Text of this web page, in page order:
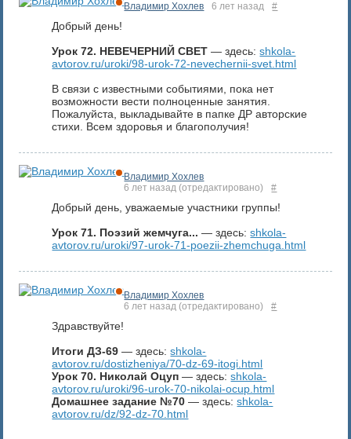
Владимир Хохлев 6 лет назад #
Добрый день!
Урок 72. НЕВЕЧЕРНИЙ СВЕТ — здесь:shkola-
avtorov.ru/uroki/98-urok-72-nevechernii-svet.html
В связи с известными событиями, пока нет
возможности вести полноценные занятия.
Пожалуйста, выкладывайте в папке ДР авторские
стихи. Всем здоровья и благополучия!
Владимир Хохлев
6 лет назад(отредактировано) #
Добрый день, уважаемые участники группы!
Урок 71. Поэзий жемчуга... — здесь:shkola-
avtorov.ru/uroki/97-urok-71-poezii-zhemchuga.html
Владимир Хохлев
6 лет назад(отредактировано) #
Здравствуйте!
Итоги ДЗ-69 — здесь:shkola-
avtorov.ru/dostizheniya/70-dz-69-itogi.html
Урок 70. Николай Оцуп — здесь:shkola-
avtorov.ru/uroki/96-urok-70-nikolai-ocup.html
Домашнее задание №70 — здесь:shkola-
avtorov.ru/dz/92-dz-70.html